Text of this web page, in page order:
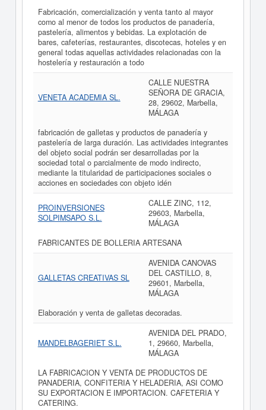
Fabricación, comercialización y venta tanto al mayor
como al menor de todos los productos de panadería,
pastelería, alimentos y bebidas. La explotación de
bares, cafeterías, restaurantes, discotecas, hoteles y en
general todas aquellas actividades relacionadas con la
hostelería y restauración a todo
VENETA ACADEMIA SL.
CALLE NUESTRA
SEÑORA DE GRACIA,
28, 29602, Marbella,
MÁLAGA
fabricación de galletas y productos de panadería y
pastelería de larga duración. Las actividades integrantes
del objeto social podrán ser desarrolladas por la
sociedad total o parcialmente de modo indirecto,
mediante la titularidad de participaciones sociales o
acciones en sociedades con objeto idén
PROINVERSIONES
SOLPIMSAPO S.L.
CALLE ZINC, 112,
29603, Marbella,
MÁLAGA
FABRICANTES DE BOLLERIA ARTESANA
GALLETAS CREATIVAS SL
AVENIDA CANOVAS
DEL CASTILLO, 8,
29601, Marbella,
MÁLAGA
Elaboración y venta de galletas decoradas.
MANDELBAGERIET S.L.
AVENIDA DEL PRADO,
1, 29660, Marbella,
MÁLAGA
LA FABRICACION Y VENTA DE PRODUCTOS DE
PANADERIA, CONFITERIA Y HELADERIA, ASI COMO
SU EXPORTACION E IMPORTACION. CAFETERIA Y
CATERING.